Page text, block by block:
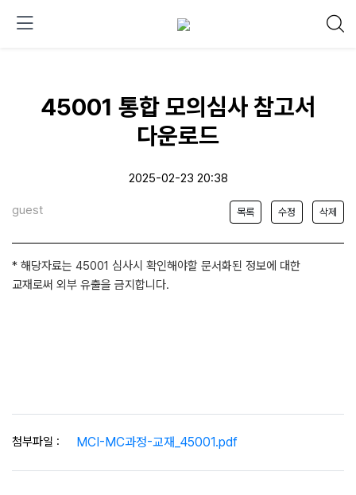
45001 통합 모의심사 참고서
다운로드
2025-02-23 20:38
guest 목록 수정 삭제
* 해당자료는 45001 심사시 확인해야할 문서화된 정보에 대한
교재로써 외부 유출을 금지합니다.
첨부파일 : MCI-MC과정-교재_45001.pdf